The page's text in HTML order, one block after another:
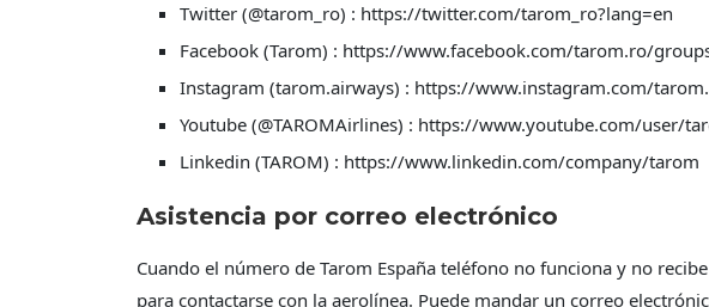
Twitter (@tarom_ro) : https://twitter.com/tarom_ro?lang=en
Facebook (Tarom) : https://www.facebook.com/tarom.ro/
Instagram (tarom.airways) : https://www.instagram.com/
Youtube (@TAROMAirlines) : https://www.youtube.com/user/
Linkedin (TAROM) : https://www.linkedin.com/company/tarom
Asistencia por correo electrónico
Cuando el número de Tarom España teléfono no funciona y no
para contactarse con la aerolínea. Puede mandar un correo